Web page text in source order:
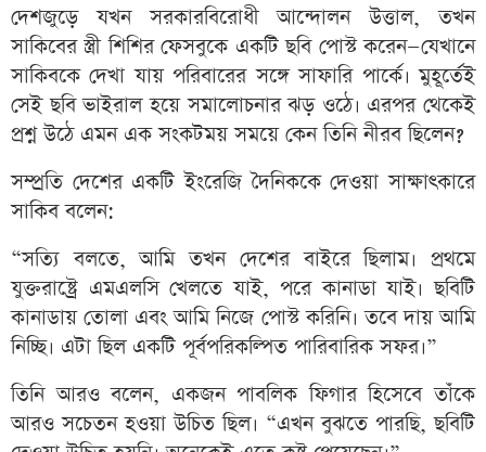
দেশজুড়ে যখন সরকারবিরোধী আন্দোলন উত্তাল, তখন
সাকিবের স্ত্রী শিশির ফেসবুকে একটি ছবি পোস্ট করেন—যেখানে
সাকিবকে দেখা যায় পরিবারের সঙ্গে সাফারি পার্কে। মুহূর্তেই
সেই ছবি ভাইরাল হয়ে সমালোচনার ঝড় ওঠে। এরপর থেকেই
প্রশ্ন উঠে এমন এক সংকটময় সময়ে কেন তিনি নীরব ছিলেন?
সম্প্রতি দেশের একটি ইংরেজি দৈনিককে দেওয়া সাক্ষাৎকারে
সাকিব বলেন:
“সত্যি বলতে, আমি তখন দেশের বাইরে ছিলাম। প্রথমে
যুক্তরাষ্ট্রে এমএলসি খেলতে যাই, পরে কানাডা যাই। ছবিটি
কানাডায় তোলা এবং আমি নিজে পোস্ট করিনি। তবে দায় আমি
নিচ্ছি। এটা ছিল একটি পূর্বপরিকল্পিত পারিবারিক সফর।”
তিনি আরও বলেন, একজন পাবলিক ফিগার হিসেবে তাঁকে
আরও সচেতন হওয়া উচিত ছিল। “এখন বুঝতে পারছি, ছবিটি